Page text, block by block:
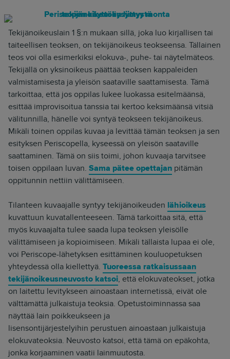
Tekijänoikeuslain 1 §:n mukaan sillä, joka luo kirjallisen tai
taiteellisen teoksen, on tekijänoikeus teokseensa. Tällainen
teos voi olla esimerkiksi elokuva-, puhe- tai näytelmäteos.
Tekijällä on yksinoikeus päättää teoksen kappaleiden
valmistamisesta ja yleisön saataville saattamisesta. Tämä
tarkoittaa, että jos oppilas lukee luokassa esitelmäänsä,
esittää improvisoitua tanssia tai kertoo keksimäänsä vitsiä
välitunnilla, hänelle voi syntyä teokseen tekijänoikeus.
Mikäli toinen oppilas kuvaa ja levittää tämän teoksen ja sen
esityksen Periscopella, kyseessä on yleisön saataville
saattaminen. Tämä on siis toimi, johon kuvaaja tarvitsee
toisen oppilaan luvan. Sama pätee opettajan pitämän
oppitunnin nettiin välittämiseen.
Tilanteen kuvaajalle syntyy tekijänoikeuden lähioikeus
kuvattuun kuvatallenteeseen. Tämä tarkoittaa sitä, että
myös kuvaajalta tulee saada lupa teoksen yleisölle
välittämiseen ja kopioimiseen. Mikäli tällaista lupaa ei ole,
voi Periscope-lähetyksen esittäminen kouluopetuksen
yhteydessä olla kiellettyä. Tuoreessa ratkaisussaan
tekijänoikeusneuvosto katsoi, että elokuvateokset, jotka
on laitettu levitykseen ainoastaan internetissä, eivät ole
välttämättä julkaistuja teoksia. Opetustoiminnassa saa
näyttää lain poikkeukseen ja
lisensontijärjestelyihin perustuen ainoastaan julkaistuja
elokuvateoksia. Neuvosto katsoi, että tämä on epäkohta,
jonka korjaaminen vaatii lainmuutosta.